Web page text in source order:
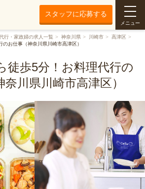
スタッフに応募する
メニュー
行・家政婦の求人一覧 神奈川県 川崎市
高津区
お仕事（神奈川県川崎市高津区）
徒歩5分！お料理代行の
川県川崎市高津区）